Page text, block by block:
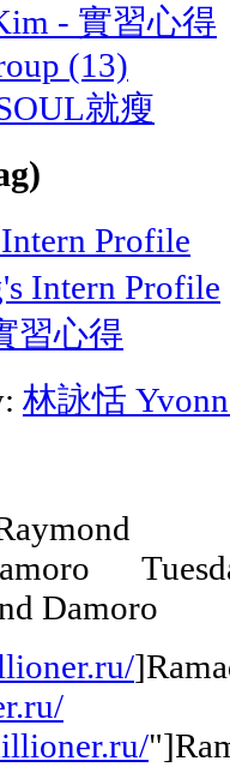
- 實習心得
(13)
就瘦
Profile
Intern Profile
習心得
林詠恬
Damoro